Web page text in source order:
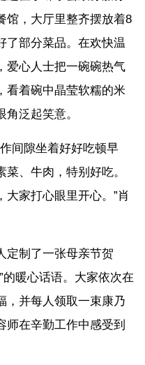
馆，大厅里整齐摆放着8
了部分菜品。在欢快温
爱心人士把一碗碗热气
看着碗中晶莹软糯的米
泛起笑意。
间隙坐着好好吃顿早
、牛肉，特别好吃。
家打心眼里开心。”肖
定制了一张母亲节贺
的暖心话语。大家依次在
，并每人领取一束康乃
师在辛勤工作中感受到